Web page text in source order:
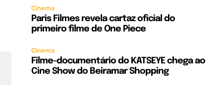
Cinema
Paris Filmes revela cartaz oficial do
primeiro filme de One Piece
Cinema
Filme-documentário do KATSEYE chega ao
Cine Show do Beiramar Shopping